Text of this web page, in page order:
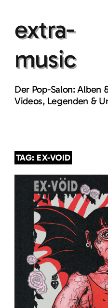
contentextra-
music
Der Pop-Salon: Alben
Videos, Legenden &
TAG: EX-VOID